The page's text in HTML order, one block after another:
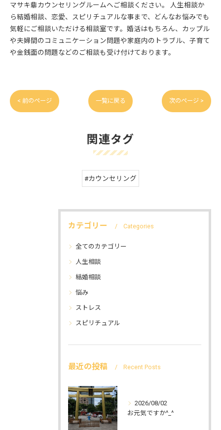
マサキ鼎カウンセリングルームへご相談ください。 人生相談か
ら結婚相談、恋愛、スピリチュアルな事まで、どんなお悩みでも
気軽にご相談いただける相談室です。婚活はもちろん、カップル
や夫婦間のコミュニケーション問題や家庭内のトラブル、子育て
や金銭面の問題などのご相談も受け付けております。
< 前のページ 一覧に戻る 次のページ >
関連タグ
#カウンセリング
カテゴリー Categories
全てのカテゴリー
人生相談
結婚相談
悩み
ストレス
スピリチュアル
最近の投稿 Recent Posts
2026/08/02
お元気ですか^_^